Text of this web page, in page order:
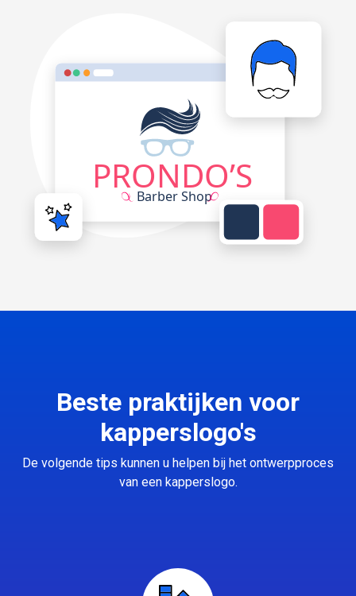
Beste praktijken voor
kapperslogo's
De volgende tips kunnen u helpen bij het ontwerpproces
van een kapperslogo.